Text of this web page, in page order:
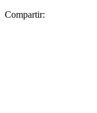
Compartir: